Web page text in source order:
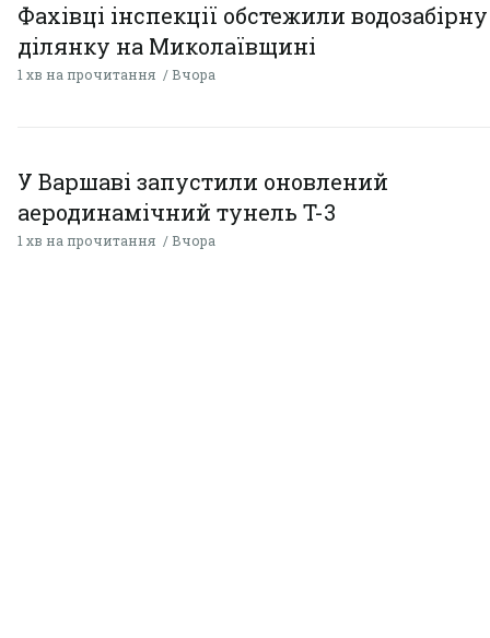
Фахівці інспекції обстежили водозабірну
ділянку на Миколаївщині
1 хв на прочитання Вчора
У Варшаві запустили оновлений
аеродинамічний тунель T-3
1 хв на прочитання Вчора